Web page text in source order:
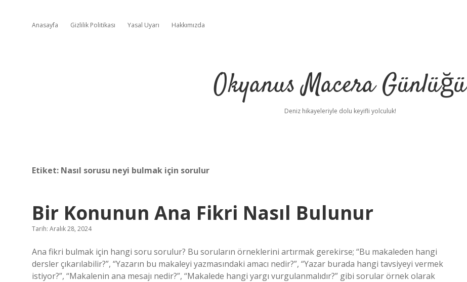
Anasayfa Gizlilik Politikası Yasal Uyarı Hakkımızda
Okyanus Macera Günlüğü
Deniz hikayeleriyle dolu keyifli yolculuk!
Etiket: Nasıl sorusu neyi bulmak için sorulur
Bir Konunun Ana Fikri Nasıl Bulunur
Tarih: Aralık 28, 2024
Ana fikri bulmak için hangi soru sorulur? Bu soruların örneklerini artırmak gerekirse; “Bu makaleden hangi
dersler çıkarılabilir?”, “Yazarın bu makaleyi yazmasındaki amacı nedir?”, “Yazar burada hangi tavsiyeyi vermek
istiyor?”, “Makalenin ana mesajı nedir?”, “Makalede hangi yargı vurgulanmalıdır?” gibi sorular örnek olarak